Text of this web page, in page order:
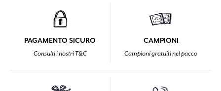
PAGAMENTO SICURO
Consulti i nostri T&C
CAMPIONI
Campioni gratuiti nel pacco